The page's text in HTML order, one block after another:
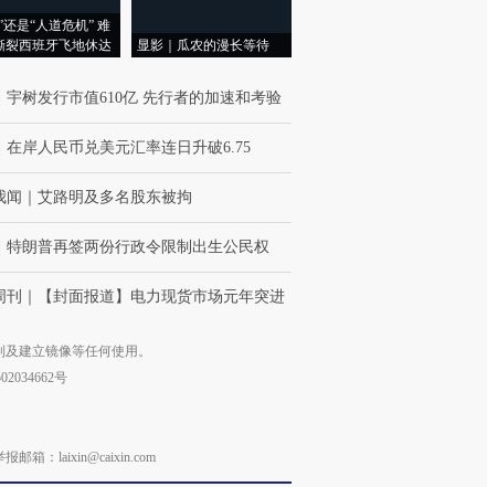
还是“人道危机” 难
裂西班牙飞地休达
显影｜瓜农的漫长等待
宇树发行市值610亿 先行者的加速和考验
在岸人民币兑美元汇率连日升破6.75
闻 艾路明及多名股东被拘
特朗普再签两份行政令限制出生公民权
刊 【封面报道】电力现货市场元年突进
建立镜像等任何使用。
号
邮箱：laixin@caixin.com